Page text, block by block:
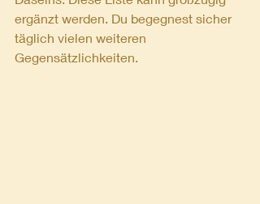
ergänzt werden. Du begegnest sicher
täglich vielen weiteren
Gegensätzlichkeiten.